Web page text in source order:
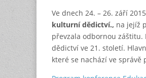
Ve dnech 24. – 26. září
kulturní dědictví., na jejíž
převzala odbornou
dědictví ve 21. století.
které se nachází ve